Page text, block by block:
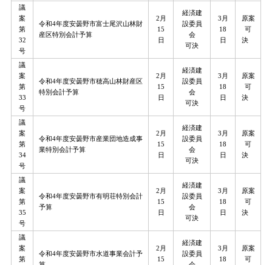
議
案
第
32
号
令和4年度安曇野市富士尾沢山林財
産区特別会計予算
2月
15
日
経済建
設委員
会
可決
3月
18
日
原案
可
決
議
案
第
33
号
令和4年度安曇野市穂高山林財産区
特別会計予算
2月
15
日
経済建
設委員
会
可決
3月
18
日
原案
可
決
議
案
第
34
号
令和4年度安曇野市産業団地造成事
業特別会計予算
2月
15
日
経済建
設委員
会
可決
3月
18
日
原案
可
決
議
案
第
35
号
令和4年度安曇野市有明荘特別会計
予算
2月
15
日
経済建
設委員
会
可決
3月
18
日
原案
可
決
議
案
第
令和4年度安曇野市水道事業会計予
2月
15
経済建
設委員
3月
18
原案
可